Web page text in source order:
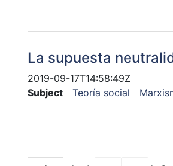
La supuesta
2019-09-17T14:58:49Z
Subject
Teoría social